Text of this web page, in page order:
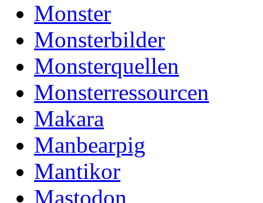
Monster
Monsterbilder
Monsterquellen
Monsterressourcen
Makara
Manbearpig
Mantikor
Mastodon